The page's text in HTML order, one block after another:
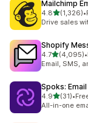
Mailchimp
4.8เต็ม 5 ดาว
(1,326)
ทั้งหมด 1326 รี•
Drive sales
Shopify
4.7เต็ม 5 ดาว
(4,095)
ทั้งหมด 4095 รี•
Email, SMS,
Spoks:
4.9เต็ม 5 ดาว
(31)
ทั้งหมด 31 รีวิว
•
All-in-one